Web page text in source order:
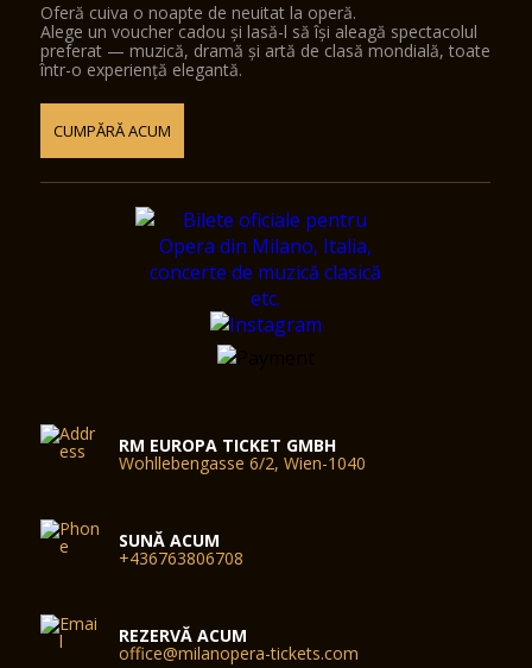
Oferă cuiva o noapte de neuitat la operă.
Alege un voucher cadou și lasă-l să își aleagă spectacolul
preferat — muzică, dramă și artă de clasă mondială, toate
într-o experiență elegantă.
CUMPĂRĂ ACUM
RM EUROPA TICKET GMBH
Wohllebengasse 6/2, Wien-1040
SUNĂ ACUM
+436763806708
REZERVĂ ACUM
office@milanopera-tickets.com